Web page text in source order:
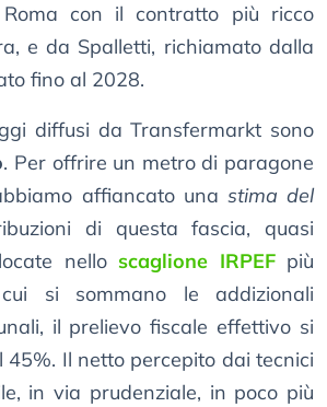
con il contratto più ricco
e da Spalletti, richiamato dalla
fino al 2028.
diffusi da Transfermarkt sono
. Per offrire un metro di paragone
affiancato una stima del
di questa fascia, quasi
nello scaglione IRPEFpiù
si sommano le addizionali
il prelievo fiscale effettivo si
Il netto percepito dai tecnici
in via prudenziale, in poco più